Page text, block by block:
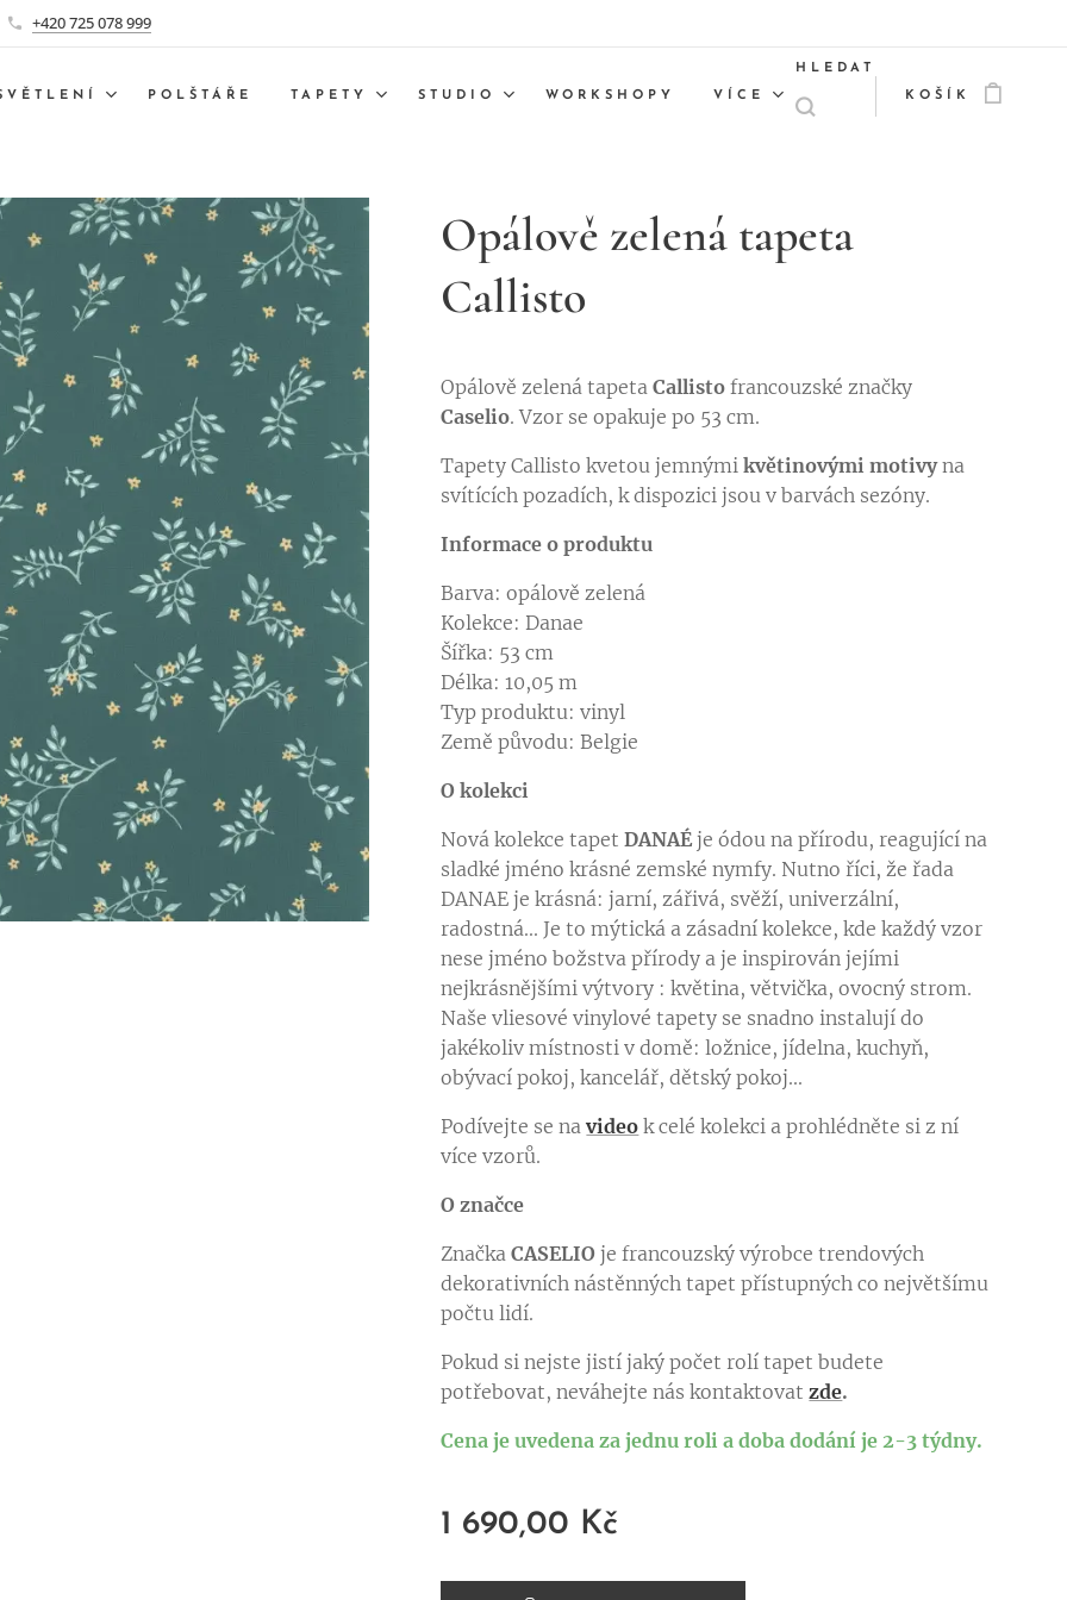
+420 725 078 999
POLŠTÁŘE TAPETY STUDIO WORKSHOPY VÍCE
HLEDAT
KOŠÍK
Opálově zelená tapeta
Callisto
Opálově zelená tapeta Callisto francouzské značky
Caselio. Vzor se opakuje po 53 cm.
Tapety Callisto kvetou jemnýmikvětinovými motivyna
svítících pozadích, k dispozici jsou v barvách sezóny.
Informace o produktu
Barva: opálově zelená
Kolekce: Danae
Šířka: 53 cm
Délka: 10,05 m
Typ produktu: vinyl
Země původu: Belgie
O kolekci
Nová kolekce tapetDANAÉ je ódou na přírodu, reagující na
sladké jméno krásné zemské nymfy. Nutno říci, že řada
DANAE je krásná: jarní, zářivá, svěží, univerzální,
radostná... Je to mýtická a zásadní kolekce, kde každý vzor
nese jméno božstva přírody a je inspirován jejími
nejkrásnějšími výtvory : květina, větvička, ovocný strom.
Naše vliesové vinylové tapety se snadno instalují do
jakékoliv místnosti v domě: ložnice, jídelna, kuchyň,
obývací pokoj, kancelář, dětský pokoj...
Podívejte se navideo k celé kolekci a prohlédněte si z ní
více vzorů.
O značce
ZnačkaCASELIO je francouzský výrobce trendových
dekorativních nástěnných tapet přístupných co největšímu
počtu lidí.
Pokud si nejste jistí jaký počet rolí tapet budete
potřebovat, neváhejte nás kontaktovatzde.
Cena je uvedena za jednu roli a doba dodání je 2-3 týdny.
1 690,00 Kč